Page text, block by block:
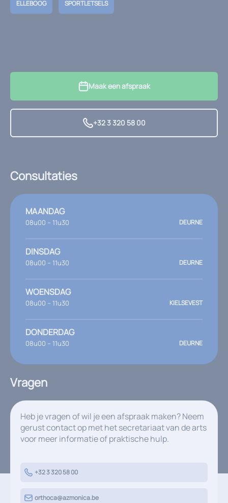
ELLEBOOG SPORTLETSELS
Maak een afspraak
+32 3 320 58 00
Consultaties
MAANDAG
08u00 – 11u30 DEURNE
DINSDAG
08u00 – 11u30 DEURNE
WOENSDAG
08u00 – 11u30 KIELSEVEST
DONDERDAG
08u00 – 11u30 DEURNE
Vragen
Heb je vragen of wil je een afspraak maken? Neem
gerust contact op met het secretariaat van de arts
voor meer informatie of praktische hulp.
+32 3 320 58 00
orthoca@azmonica.be